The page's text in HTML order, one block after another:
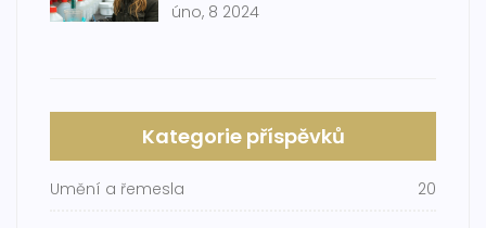
úno, 8 2024
Kategorie příspěvků
Umění a řemesla 20